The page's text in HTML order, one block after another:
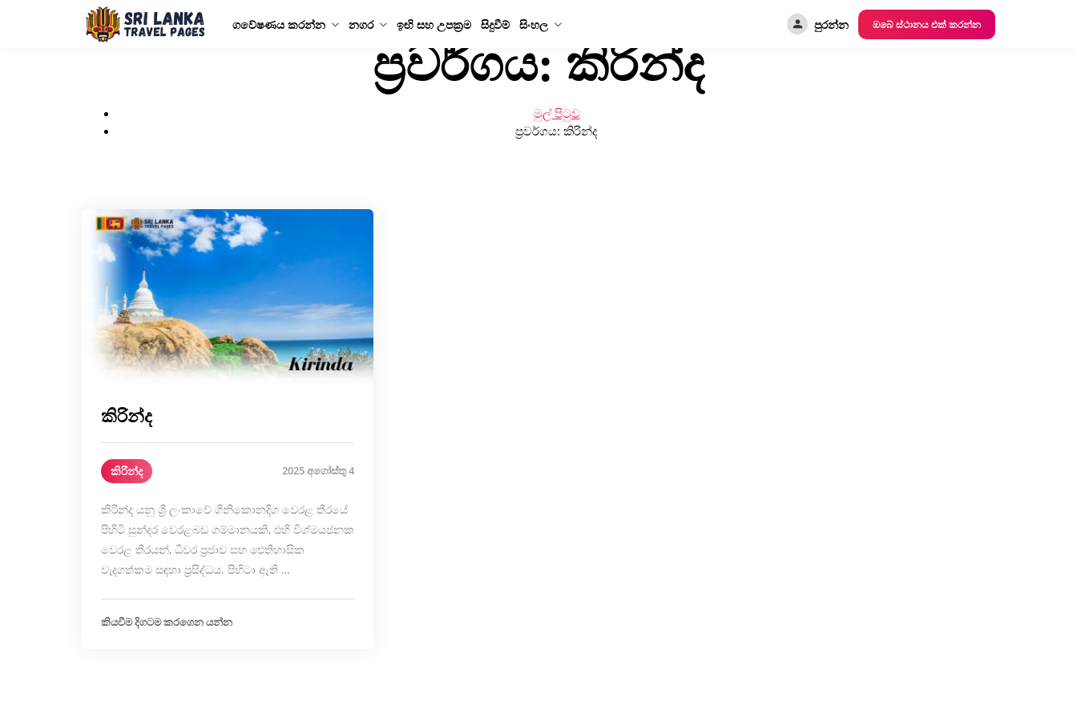
ගවේෂණය කරන්න නගර ඉඟි සහ උපක්‍රම සිදුවීම් සිංහල පුරන්න ඔබේ ස්ථානය එක් කරන්න
ප්‍රවර්ගය: කිරින්ද
මුල් පිටුව
ප්‍රවර්ගය: කිරින්ද
කිරින්ද
කිරින්ද 2025 අගෝස්තු 4
කිරින්ද යනු ශ්‍රී ලංකාවේ ගිනිකොනදිග වෙරළ තීරයේ
පිහිටි සුන්දර වෙරළබඩ ගම්මානයකි, එහි විශ්මයජනක
වෙරළ තීරයන්, ධීවර ප්‍රජාව සහ ඓතිහාසික
වැදගත්කම සඳහා ප්‍රසිද්ධය. පිහිටා ඇති …
කියවීම දිගටම කරගෙන යන්න